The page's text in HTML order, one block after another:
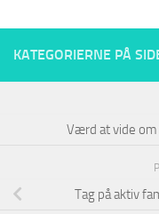
KATEGORIERNE PÅ
Værd at vide
Tag på aktiv